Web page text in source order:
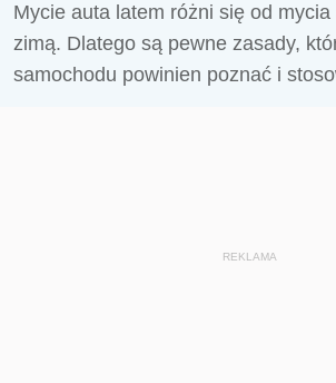
Mycie auta latem różni się od mycia
zimą. Dlatego są pewne zasady,
samochodu powinien poznać i
REKLAMA